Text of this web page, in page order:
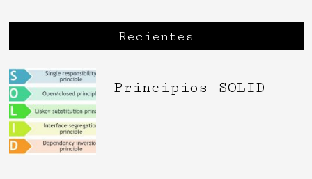
Recientes
Principios SOLID